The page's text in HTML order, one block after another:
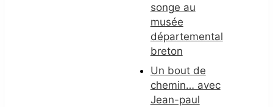
songe au
musée
départemental
breton
Un bout de
chemin… avec
Jean-paul